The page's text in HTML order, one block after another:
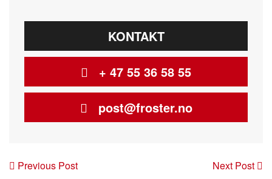
KONTAKT
+ 47 55 36 58 55
post@froster.no
Post
Previous Post Next Post